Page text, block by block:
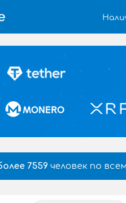
7559 человек по